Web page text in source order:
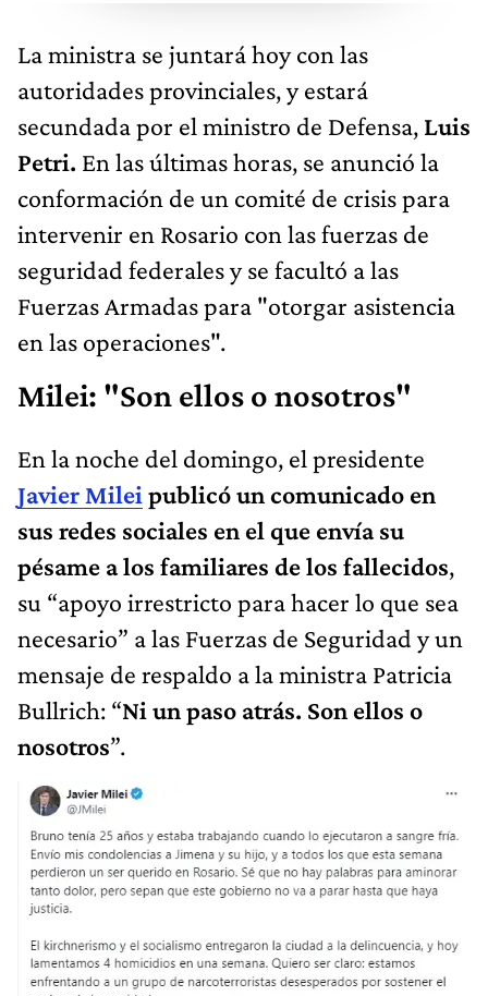
La ministra se juntará hoy con las
autoridades provinciales, y estará
secundada por el ministro de Defensa, Luis
Petri. En las últimas horas, se anunció la
conformación de un comité de crisis para
intervenir en Rosario con las fuerzas de
seguridad federales y se facultó a las
Fuerzas Armadas para "otorgar asistencia
en las operaciones".
Milei: "Son ellos o nosotros"
En la noche del domingo, el presidente
Javier Milei publicó un comunicado en
sus redes sociales en el que envía su
pésame a los familiares de los fallecidos,
su “apoyo irrestricto para hacer lo que sea
necesario” a las Fuerzas de Seguridad y un
mensaje de respaldo a la ministra Patricia
Bullrich: “Ni un paso atrás. Son ellos o
nosotros”.